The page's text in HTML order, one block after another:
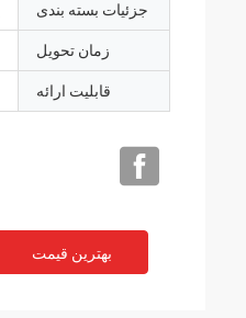
جزئیات بسته بندی
زمان تحویل
قابلیت ارائه
بهترین قیمت